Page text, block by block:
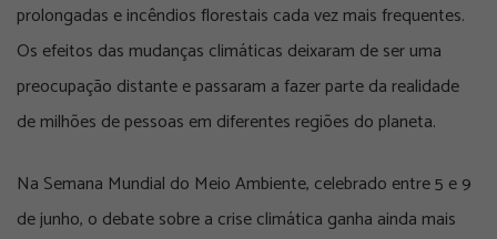
prolongadas e incêndios florestais cada vez mais frequentes.
Os efeitos das mudanças climáticas deixaram de ser uma
preocupação distante e passaram a fazer parte da realidade
de milhões de pessoas em diferentes regiões do planeta.
Na Semana Mundial do Meio Ambiente, celebrado entre 5 e 9
de junho, o debate sobre a crise climática ganha ainda mais